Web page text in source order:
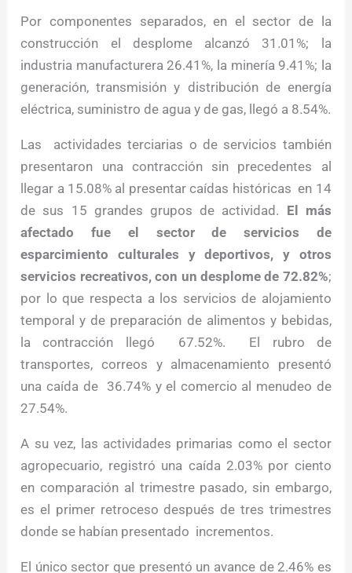
Por componentes separados, en el sector de la
construcción el desplome alcanzó 31.01%; la
industria manufacturera 26.41%, la minería 9.41%; la
generación, transmisión y distribución de energía
eléctrica, suministro de agua y de gas, llegó a 8.54%.
Las actividades terciarias o de servicios también
presentaron una contracción sin precedentes al
llegar a 15.08% al presentar caídas históricas en 14
de sus 15 grandes grupos de actividad. El más
afectado fue el sector de servicios de
esparcimiento culturales y deportivos, y otros
servicios recreativos, con un desplome de 72.82%;
por lo que respecta a los servicios de alojamiento
temporal y de preparación de alimentos y bebidas,
la contracción llegó 67.52%. El rubro de
transportes, correos y almacenamiento presentó
una caída de 36.74% y el comercio al menudeo de
27.54%.
A su vez, las actividades primarias como el sector
agropecuario, registró una caída 2.03% por ciento
en comparación al trimestre pasado, sin embargo,
es el primer retroceso después de tres trimestres
donde se habían presentado incrementos.
El único sector que presentó un avance de 2.46% es